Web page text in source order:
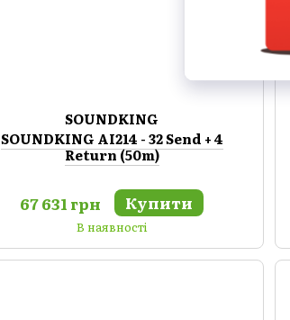
SOUNDKING
SOUNDKING AI214 - 32 Send + 4
Return (50m)
67 631 грн Купити
В наявності